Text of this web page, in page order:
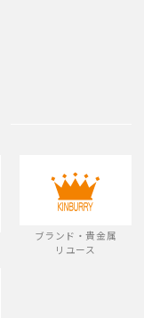
ブランド・貴金属
リユース